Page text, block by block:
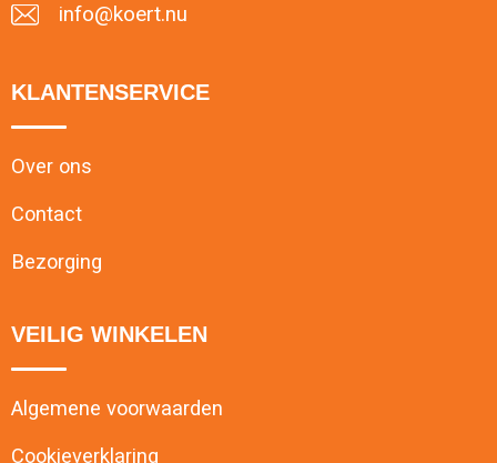
info@koert.nu
KLANTENSERVICE
Over ons
Contact
Bezorging
VEILIG WINKELEN
Algemene voorwaarden
Cookieverklaring